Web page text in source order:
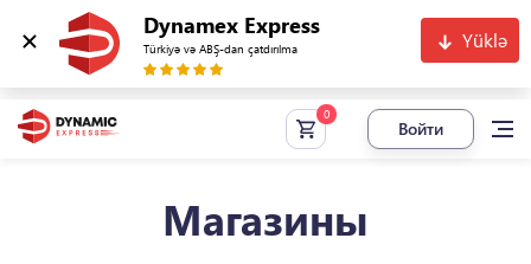
Dynamex Express
Türkiyə və ABŞ-dan çatdırılma Yüklə
Войти
Магазины